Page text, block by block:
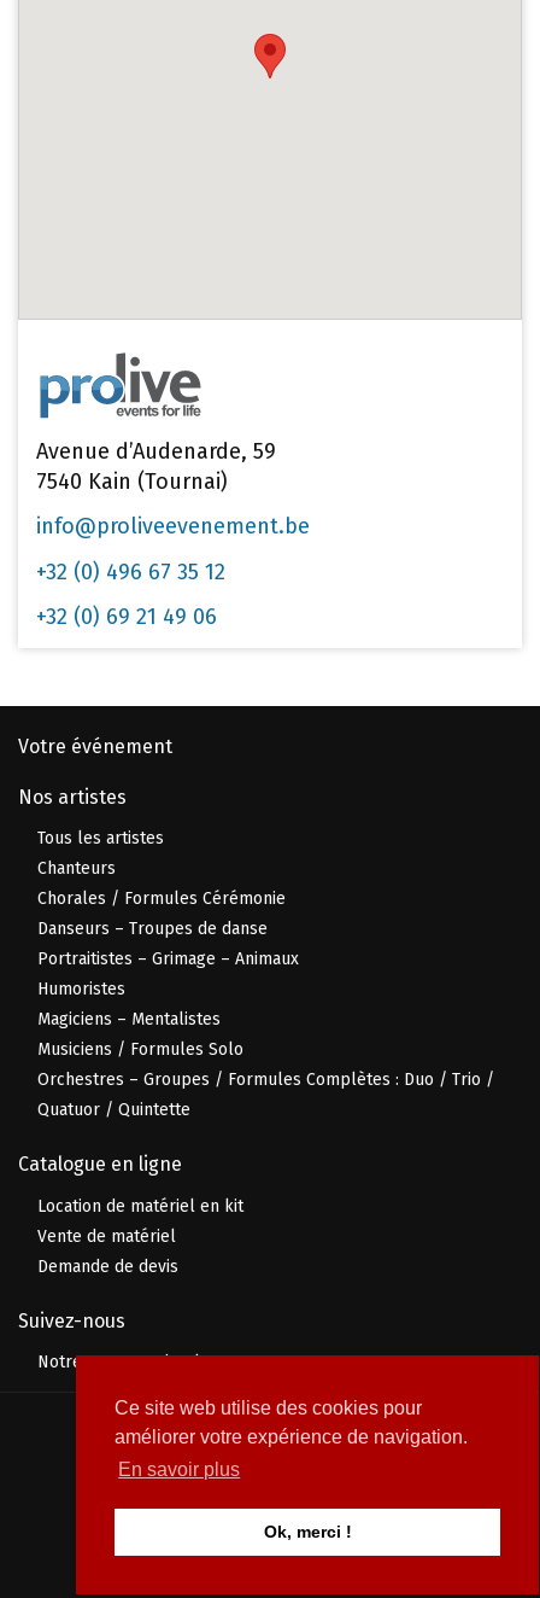
Ce site web utilise des cookies pour
améliorer votre expérience de navigation.
En savoir plus
Ok, merci !
Avenue d’Audenarde, 59
7540 Kain (Tournai)
info@proliveevenement.be
+32 (0) 496 67 35 12
+32 (0) 69 21 49 06
Votre événement
Nos artistes
Tous les artistes
Chanteurs
Chorales / Formules Cérémonie
Danseurs – Troupes de danse
Portraitistes – Grimage – Animaux
Humoristes
Magiciens – Mentalistes
Musiciens / Formules Solo
Orchestres – Groupes / Formules Complètes : Duo / Trio /
Quatuor / Quintette
Catalogue en ligne
Location de matériel en kit
Vente de matériel
Demande de devis
Suivez-nous
Notre page Facebook
© 2026 Prolive Événement